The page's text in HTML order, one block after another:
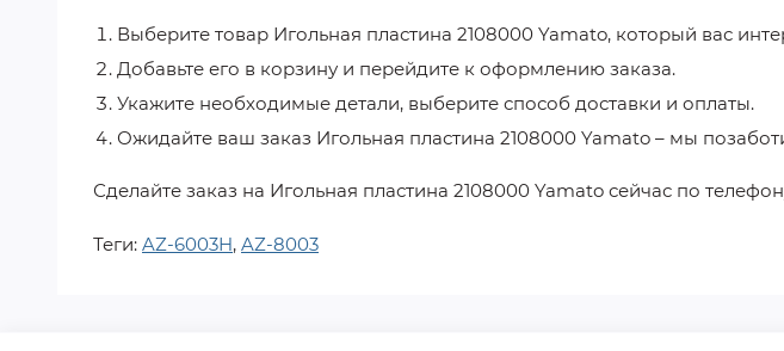
Выберите товар Игольная пластина 2108000 Yamato, который вас
Добавьте его в корзину и перейдите к оформлению заказа.
Укажите необходимые детали, выберите способ доставки и оплаты.
Ожидайте ваш заказ Игольная пластина 2108000 Yamato – мы
Сделайте заказ на Игольная пластина 2108000 Yamato сейчас по
Теги: AZ-6003H, AZ-8003